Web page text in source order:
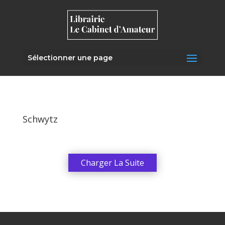
Sélectionner une page
Schwytz
Charger La Suite